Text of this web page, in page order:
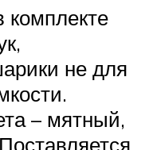
комплекте
не для
– мятный,